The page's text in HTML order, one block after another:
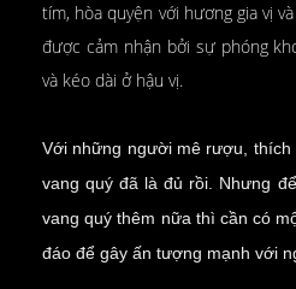
tím, hòa quyện với hương gia vị
được cảm nhận bởi sự phóng
và kéo dài ở hậu vị.
Với những người mê rượu,
vang quý đã là đủ rồi. Nhưng
vang quý thêm nữa thì cần có
đáo để gây ấn tượng mạnh với